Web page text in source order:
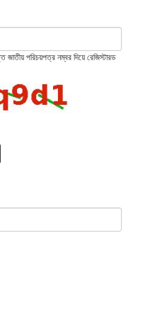
পরিচয়পত্র নম্বর দিয়ে রেজিস্টারড